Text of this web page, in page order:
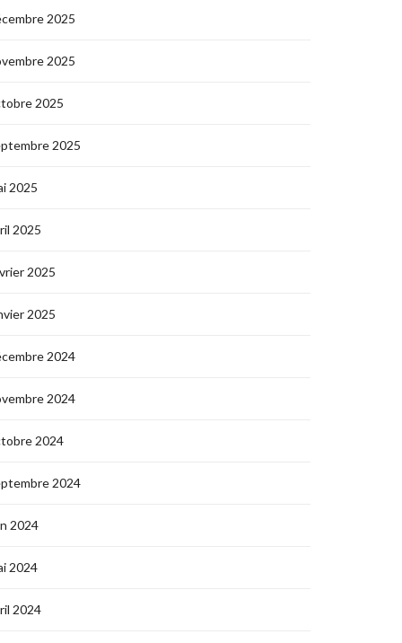
2025
2025
2025
2025
2025
2025
2025
2025
2024
2024
2024
2024
2024
2024
2024